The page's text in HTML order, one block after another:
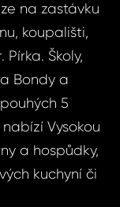
na zastávku
koupališti,
Školy,
Bondy a
5
Vysokou
a hospůdky,
kuchyní či